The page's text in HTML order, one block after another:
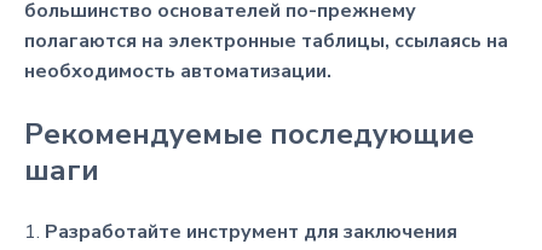
большинство основателей по-прежнему
полагаются на электронные таблицы, ссылаясь на
необходимость автоматизации.
Рекомендуемые последующие
шаги
1. Разработайте инструмент для заключения